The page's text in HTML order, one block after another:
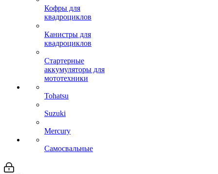
Кофры для
квадроциклов
Канистры для
квадроциклов
Стартерные
аккумуляторы для
мототехники
Tohatsu
Suzuki
Mercury
Самосвальные